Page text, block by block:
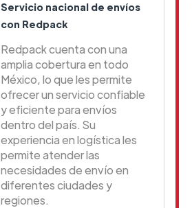
Servicio nacional de envíos
con Redpack
Redpack cuenta con una
amplia cobertura en todo
México, lo que les permite
ofrecer un servicio confiable
y eficiente para envíos
dentro del país. Su
experiencia en logística les
permite atender las
necesidades de envío en
diferentes ciudades y
regiones.